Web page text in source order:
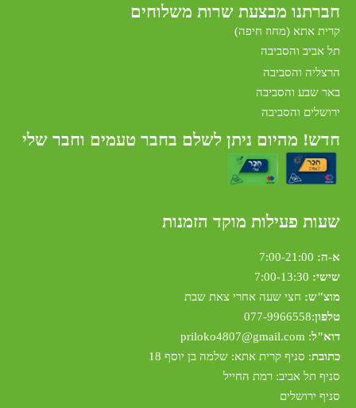
חברתנו מבצעת שרות משלוחים
קרית אתא (מחוז חיפה)
תל אביב והסביבה
הרצליה והסביבה
באר שבע והסביבה
ירושלים והסביבה
חדש! מהיום ניתן לשלם בחבר טעמים וחבר שלי
שעות פעילות מוקד הזמנות
א-ה:
שישי: 7:00-13:30
מוצ"ש: חצי שעה אחרי צאת שבת
טלפון:
077-9966558
דוא"ל:
priloko4807@gmail.com
כתובת: סניף קרית אתא: שלמה בן יוסף 18
סניף תל אביב: רמת החייל
סניף ירושלים